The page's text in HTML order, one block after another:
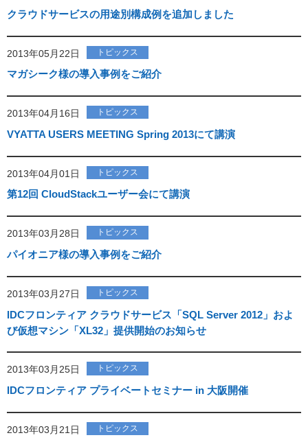
クラウドサービスの用途別構成例を追加しました
2013年05月22日 トピックス
マガシーク様の導入事例をご紹介
2013年04月16日 トピックス
VYATTA USERS MEETING Spring 2013にて講演
2013年04月01日 トピックス
第12回 CloudStackユーザー会にて講演
2013年03月28日 トピックス
パイオニア様の導入事例をご紹介
2013年03月27日 トピックス
IDCフロンティア クラウドサービス「SQL Server 2012」およ
び仮想マシン「XL32」提供開始のお知らせ
2013年03月25日 トピックス
IDCフロンティア プライベートセミナー in 大阪開催
2013年03月21日 トピックス